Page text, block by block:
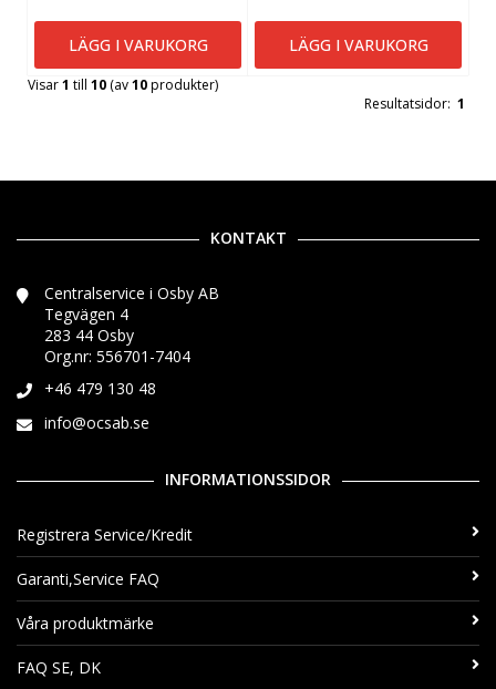
LÄGG I VARUKORG LÄGG I VARUKORG
Visar1 till 10 (av10produkter)
Resultatsidor: 1
KONTAKT
Centralservice i Osby AB
Tegvägen 4
283 44 Osby
Org.nr: 556701-7404
+46 479 130 48
info@ocsab.se
INFORMATIONSSIDOR
Registrera Service/Kredit
Garanti,Service FAQ
Våra produktmärke
FAQ SE, DK